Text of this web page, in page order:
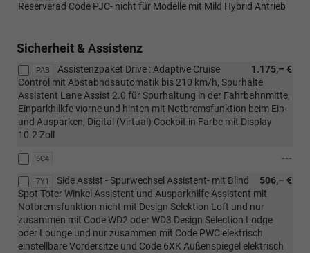
Reserverad Code PJC- nicht für Modelle mit Mild Hybrid Antrieb
Sicherheit & Assistenz
PAB 1.175,– €
Assistenzpaket Drive : Adaptive Cruise
Control mit Abstabndsautomatik bis 210 km/h, Spurhalte
Assistent Lane Assist 2.0 für Spurhaltung in der Fahrbahnmitte,
Einparkhilkfe viorne und hinten mit Notbremsfunktion beim Ein-
und Ausparken, Digital (Virtual) Cockpit in Farbe mit Display
10.2 Zoll
6C4 ---
7Y1 506,– €
Side Assist - Spurwechsel Assistent- mit Blind
Spot Toter Winkel Assistent und Ausparkhilfe Assistent mit
Notbremsfunktion-nicht mit Design Selektion Loft und nur
zusammen mit Code WD2 oder WD3 Design Selection Lodge
oder Lounge und nur zusammen mit Code PWC elektrisch
einstellbare Vordersitze und Code 6XK Außenspiegel elektrisch